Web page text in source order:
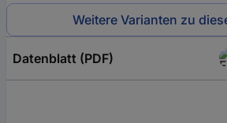
Weitere Varianten zu
Datenblatt (PDF)